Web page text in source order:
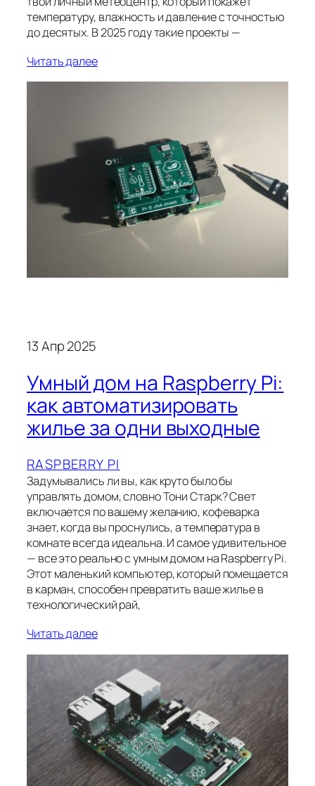
температуру, влажность и давление с точностью
до десятых. В 2025 году такие проекты —
Читать далее
13 Апр 2025
Умный дом на Raspberry Pi:
как автоматизировать
жилье за одни выходные
RASPBERRY PI
Задумывались ли вы, как круто было бы
управлять домом, словно Тони Старк? Свет
включается по вашему желанию, кофеварка
знает, когда вы проснулись, а температура в
комнате всегда идеальна. И самое удивительное
— все это реально с умным домом на Raspberry Pi.
Этот маленький компьютер, который помещается
в карман, способен превратить ваше жилье в
технологический рай,
Читать далее